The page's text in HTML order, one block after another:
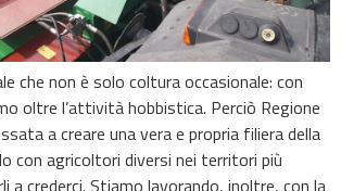
che non è solo coltura occasionale: con
oltre l’attività hobbistica. Perciò Regione
a creare una vera e propria filiera della
con agricoltori diversi nei territori più
a crederci. Stiamo lavorando, inoltre, con la